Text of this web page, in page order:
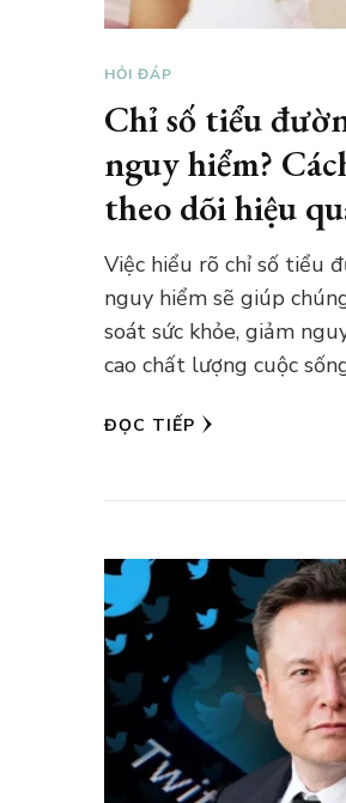
HỎI ĐÁP
Chỉ số tiểu
nguy hiểm?
theo dõi hiệu
Việc hiểu rõ chỉ số tiểu
nguy hiểm sẽ giúp
soát sức khỏe, giảm
cao chất lượng cuộc
ĐỌC TIẾP